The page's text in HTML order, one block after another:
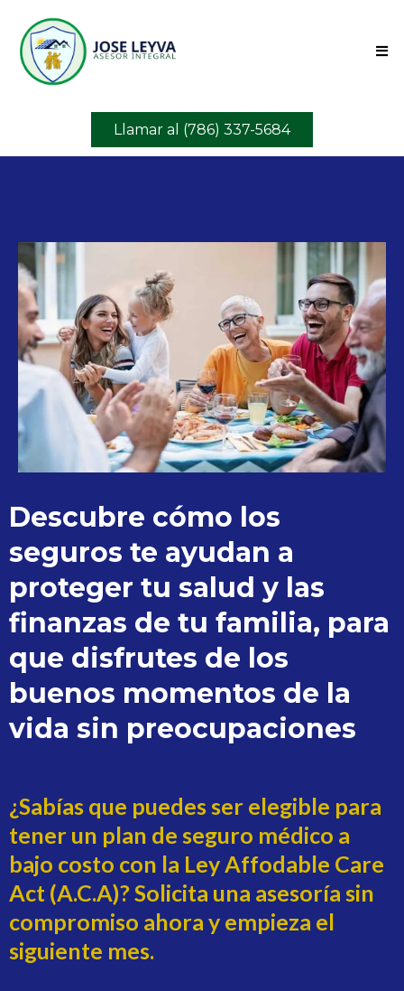
Llamar al (786) 337-5684
Descubre cómo los
seguros te ayudan a
proteger tu salud y las
finanzas de tu familia, para
que disfrutes de los
buenos momentos de la
vida sin preocupaciones
¿Sabías que puedes ser elegible para
tener un plan de seguro médico a
bajo costo con la Ley Affodable Care
Act (A.C.A)? Solicita una asesoría sin
compromiso ahora y empieza el
siguiente mes.